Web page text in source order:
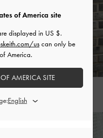
Koa >
of America site
displayed in US $.
us can only be
America.
AMERICA SITE